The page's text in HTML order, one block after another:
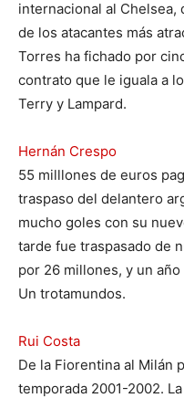
internacional al
de los atacantes más
Torres ha fichado por
contrato que le iguala a
Terry y Lampard.
Hernán Crespo
55 milllones de euros
traspaso del delantero
mucho goles con su
tarde fue traspasado de
por 26 millones, y un
Un trotamundos.
Rui Costa
De la Fiorentina al Milán
temporada 2001-2002.